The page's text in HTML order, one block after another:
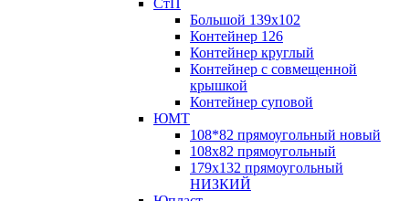
СтП
Большой 139х102
Контейнер 126
Контейнер круглый
Контейнер с совмещенной
крышкой
Контейнер суповой
ЮМТ
108*82 прямоугольный новый
108х82 прямоугольный
179х132 прямоугольный
НИЗКИЙ